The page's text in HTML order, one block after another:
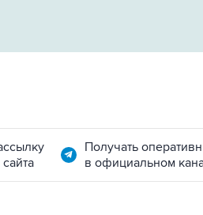
Получать
в официальном